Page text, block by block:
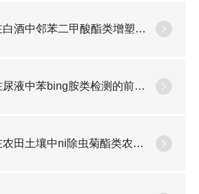
二甲酸酯类增塑剂检测的净化方法
苯bing胺类检测的前处理技术
ni除虫菊酯类农残检测的净化方法